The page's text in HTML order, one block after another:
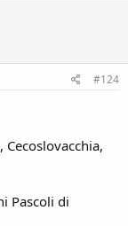
#124
Pascoli di